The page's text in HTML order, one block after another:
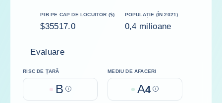
PIB PE CAP DE LOCUITOR ($)
$35517.0
POPULAȚIE (ÎN 2021)
0,4 milioane
Evaluare
RISC DE ȚARĂ
B Help
MEDIU DE AFACERI
A4 Help